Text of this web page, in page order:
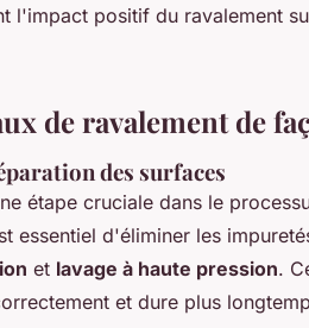
l'impact positif du ravalement
de ravalement de
des surfaces
étape cruciale dans le
essentiel d'éliminer les
et lavage à haute pression.
et dure plus